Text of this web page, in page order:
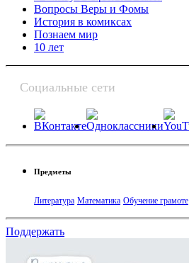
Вопросы Веры и Фомы
История в комиксах
Познаем мир
10 лет
Социальные сети
Предметы
Литература Математика Обучение грамоте
Поддержать